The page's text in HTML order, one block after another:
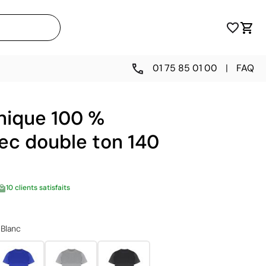
01 75 85 01 00 | FAQ
100 %
double ton 140
10 clients satisfaits
Blanc